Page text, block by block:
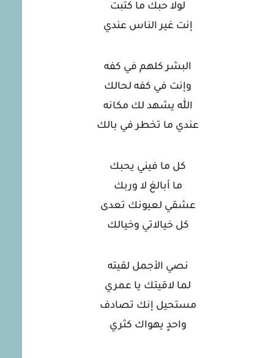
لولا حبك ما كتبت
إنت غير الناس عندي
البشر كلهم في كفه
وإنت في كفه لحالك
اللّٰه يشهد لك مكانه
عندي ما تخطر في بالك
كل ما فيني يحبك
ما أبالغ لا وربك
عشقي لعيونك تعدى
كل خيالاتي وخيالك
نصي الأجمل لقيته
لما لاقيتك يا عمري
مستحيل إنك تصادف
واحدٍ يهواك كثري